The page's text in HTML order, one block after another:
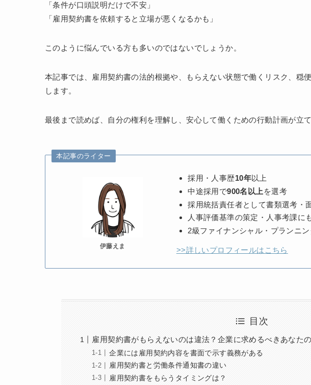
「条件が口頭説明だけで不安」
「雇用契約書を依頼すると立場が悪くなるかも」
このように悩んでいる方も多いのではないでしょうか。
本記事では、雇用契約書の法的根拠や、もらえない状態で働くリスク、穏
します。
最後まで読めば、自分の権利を理解し、安心して働くための行動計画が立て
本記事のライター
伊藤えま
採用・人事歴10年以上
中途採用で900名以上 を選考
採用統括責任者として書類選考・
人事評価基準の策定・人事考課に
2級ファイナンシャル・プランニン
>>詳しいプロフィールはこちら
目次
雇用契約書がもらえないのは違法？企業に求めるべきあなた
企業には雇用契約内容を書面で示す義務がある
雇用契約書と労働条件通知書の違い
雇用契約書をもらうタイミングは？